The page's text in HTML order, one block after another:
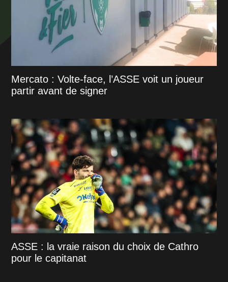
Mercato : Volte-face, l’ASSE voit un joueur
partir avant de signer
ASSE : la vraie raison du choix de Cathro
pour le capitanat